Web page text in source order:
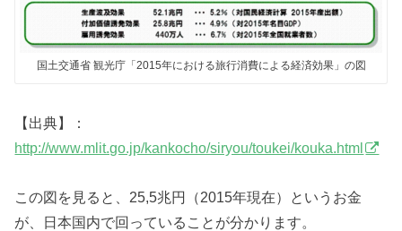
国土交通省 観光庁「2015年における旅行消費による経済効果」の図
【出典】：
http://www.mlit.go.jp/kankocho/siryou/toukei/kouka.html
この図を見ると、25,5兆円（2015年現在）というお金
が、日本国内で回っていることが分かります。